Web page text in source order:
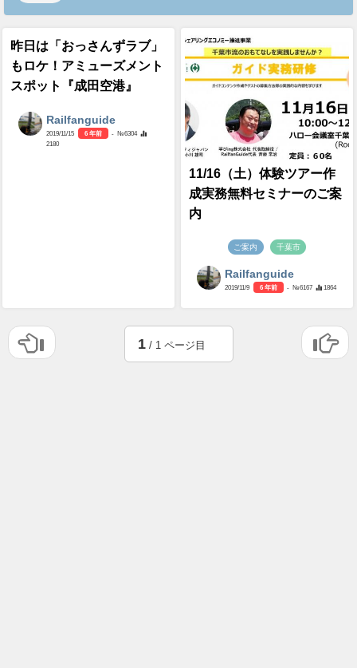
昨日は「おっさんずラブ」
もロケ！アミューズメント
スポット『成田空港』
Railfanguide
2019/11/15 6 年前
- №6304
2180
11/16（土）体験ツアー作
成実務無料セミナーのご案
内
ご案内 千葉市
Railfanguide
2019/11/9 6 年前 - №6167 1864
1/ 1 ページ目